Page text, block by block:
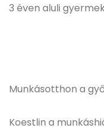
3 éven aluli
Munkásotthon a
Koestlin a